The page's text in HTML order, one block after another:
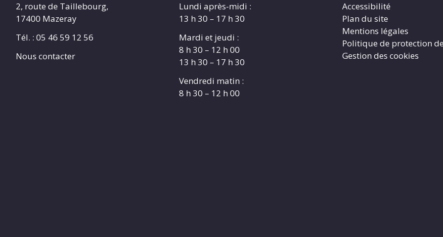
2, route de Taillebourg,
17400 Mazeray
Tél. : 05 46 59 12 56
Nous contacter
Lundi après-midi :
13 h 30 – 17 h 30
Mardi et jeudi :
8 h 30 – 12 h 00
13 h 30 – 17 h 30
Vendredi matin :
8 h 30 – 12 h 00
Accessibilité
Plan du site
Mentions légales
Politique de protection
Gestion des cookies